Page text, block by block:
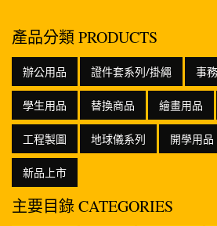
產品分類 PRODUCTS
辦公用品 證件套系列/掛繩 事
學生用品 替換商品 繪畫用品
工程製圖 地球儀系列 開學用品
新品上市
主要目錄 CATEGORIES